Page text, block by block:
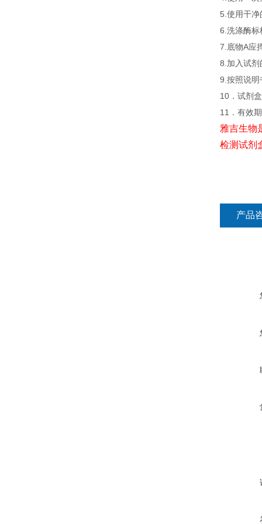
5.使用干净
6.洗涤酶标
7.底物A应
8.加入试剂
9.按照说明
10．试剂
11．有效
雅吉生物
检测试剂
产品